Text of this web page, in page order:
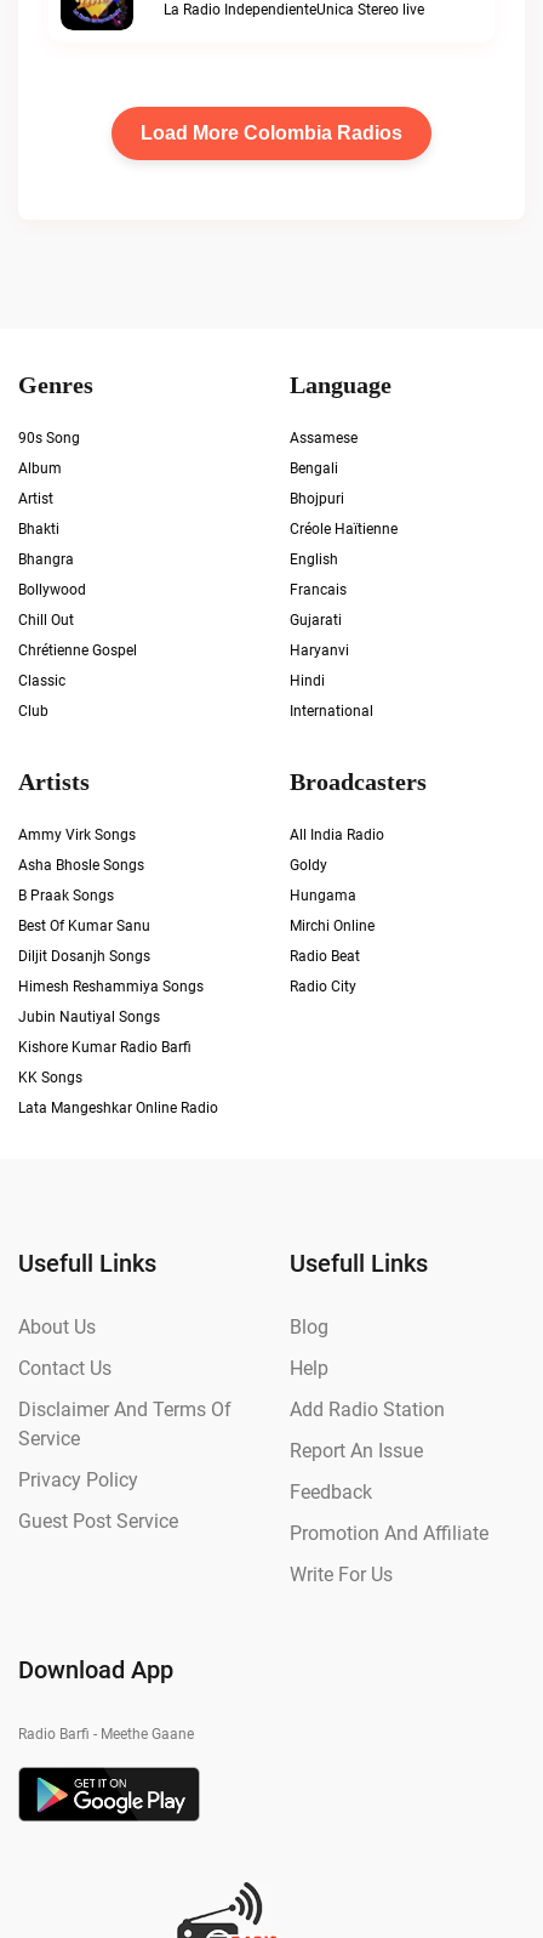
La Radio IndependienteUnica Stereo live
Load More Colombia Radios
Genres
90s Song
Album
Artist
Bhakti
Bhangra
Bollywood
Chill Out
Chrétienne Gospel
Classic
Club
Language
Assamese
Bengali
Bhojpuri
Créole Haïtienne
English
Francais
Gujarati
Haryanvi
Hindi
International
Artists
Ammy Virk Songs
Asha Bhosle Songs
B Praak Songs
Best Of Kumar Sanu
Diljit Dosanjh Songs
Himesh Reshammiya Songs
Jubin Nautiyal Songs
Kishore Kumar Radio Barfi
KK Songs
Lata Mangeshkar Online Radio
Broadcasters
All India Radio
Goldy
Hungama
Mirchi Online
Radio Beat
Radio City
Usefull Links
About Us
Contact Us
Disclaimer And Terms Of
Service
Privacy Policy
Guest Post Service
Usefull Links
Blog
Help
Add Radio Station
Report An Issue
Feedback
Promotion And Affiliate
Write For Us
Download App
Radio Barfi - Meethe Gaane